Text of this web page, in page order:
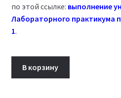
по этой ссылке: выполнение
Лабораторного практикума
1.
В корзину